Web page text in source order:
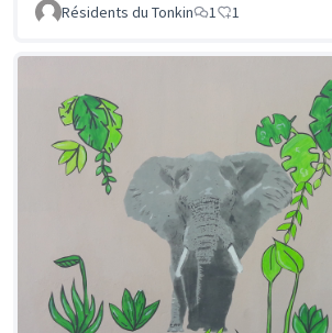
Résidents du Tonkin 1 1